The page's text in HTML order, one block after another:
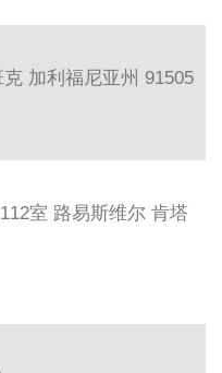
加利福尼亚州 91505
室 路易斯维尔 肯塔